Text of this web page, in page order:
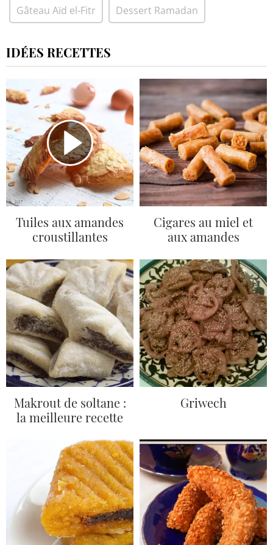
Gâteau Aïd el-Fitr Dessert Ramadan
IDÉES RECETTES
Tuiles aux amandes
croustillantes
Cigares au miel et
aux amandes
Makrout de soltane :
la meilleure recette
Griwech